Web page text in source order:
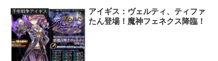
千年戦争アイギス
アイギス：ヴェルティ、ティファ
たん登場！魔神フェネクス降臨！